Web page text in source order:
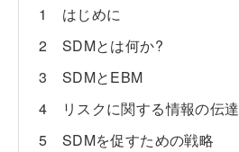
1 はじめに
2 SDMとは何か?
3 SDMとEBM
4 リスクに関する情報の伝達
5 SDMを促すための戦略